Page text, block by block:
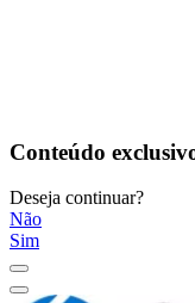
Conteúdo
Deseja continuar?
Não
Sim